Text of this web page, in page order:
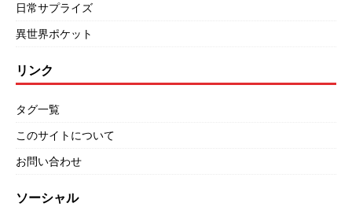
日常サプライズ
異世界ポケット
リンク
タグ一覧
このサイトについて
お問い合わせ
ソーシャル